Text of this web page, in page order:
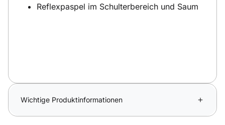
Reflexpaspel im Schulterbereich und Saum
Wichtige Produktinformationen